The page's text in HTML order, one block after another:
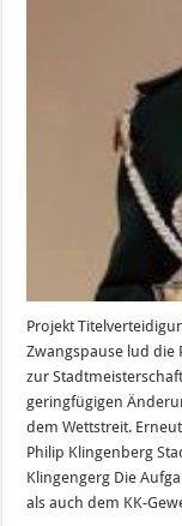
Projekt
Zwangspause lud die
zur
geringfügigen
dem Wettstreit.
Philip Klingenberg
Klingengerg Die
als auch dem KK-